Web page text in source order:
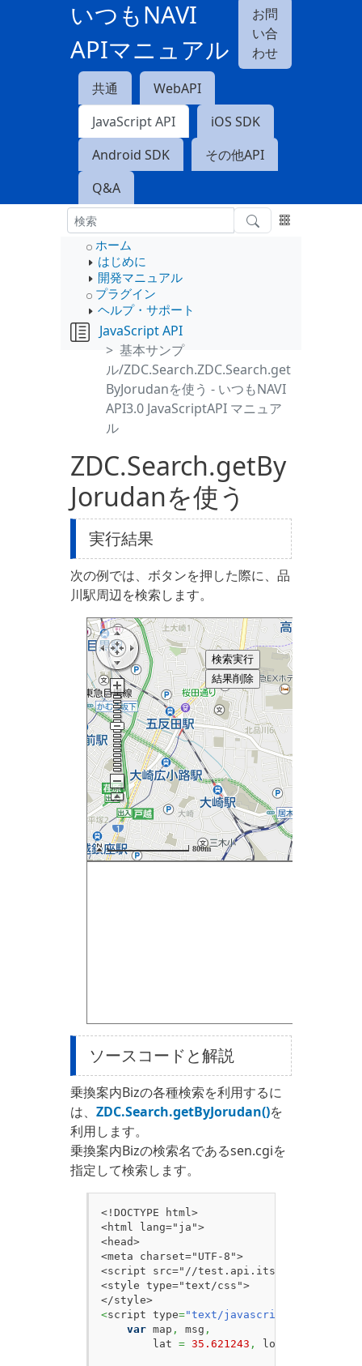
いつもNAVI
APIマニュアル
お問
い合
わせ
共通
WebAPI
JavaScript API
iOS SDK
Android SDK
その他API
Q&A
ホーム
はじめに
開発マニュアル
プラグイン
ヘルプ・サポート
JavaScript API
基本サンプ
ル/ZDC.Search.ZDC.Search.get
ByJorudanを使う - いつもNAVI
API3.0 JavaScriptAPI マニュア
ル
ZDC.Search.getBy
Jorudanを使う
実行結果
次の例では、ボタンを押した際に、品
川駅周辺を検索します。
ソースコードと解説
乗換案内Bizの各種検索を利用するに
は、 ZDC.Search.getByJorudan()を
利用します。
乗換案内Bizの検索名であるsen.cgiを
指定して検索します。
<!DOCTYPE html>
<html lang="ja">
<head>
<meta charset="UTF-8">
<script src="//test.api.its-mo.com/v3/
<style type="text/css">
</style>
<script type="text/javascript"
var map , msg ,
        lat
= 35.621243 , lon